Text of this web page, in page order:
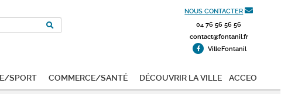
NOUS CONTACTER
04 76 56 56 56
contact@fontanil.fr
VilleFontanil
Sport Commerce/Santé Découvrir la ville ACCEO